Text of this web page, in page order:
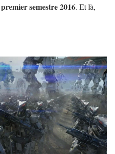
premier semestre 2016. Et là,